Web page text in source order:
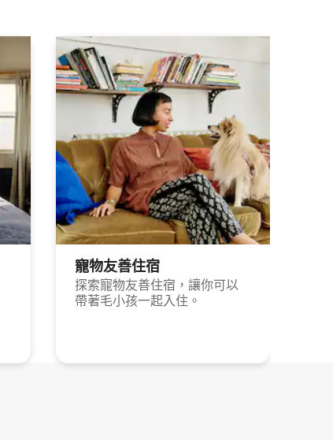
寵物友善住宿
探索寵物友善住宿，讓你可以
帶著毛小孩一起入住。